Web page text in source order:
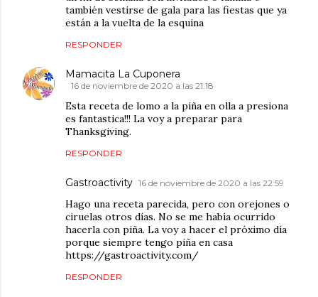
también vestirse de gala para las fiestas que ya
están a la vuelta de la esquina
RESPONDER
Mamacita La Cuponera
16 de noviembre de 2020 a las 21:18
Esta receta de lomo a la piña en olla a presiona
es fantastica!!! La voy a preparar para
Thanksgiving.
RESPONDER
Gastroactivity 16 de noviembre de 2020 a las 22:59
Hago una receta parecida, pero con orejones o
ciruelas otros días. No se me había ocurrido
hacerla con piña. La voy a hacer el próximo día
porque siempre tengo piña en casa
https://gastroactivity.com/
RESPONDER